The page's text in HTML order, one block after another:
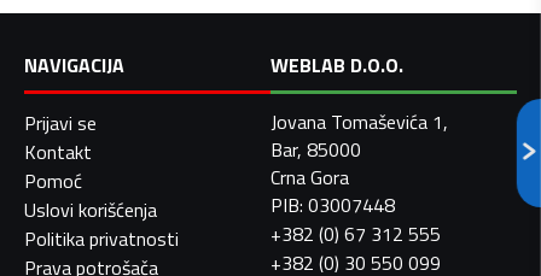
NAVIGACIJA
Prijavi se
Kontakt
Pomoć
Uslovi korišćenja
Politika privatnosti
Prava potrošača
WEBLAB D.O.O.
Jovana Tomaševića 1,
Bar, 85000
Crna Gora
PIB: 03007448
+382 (0) 67 312 555
+382 (0) 30 550 099